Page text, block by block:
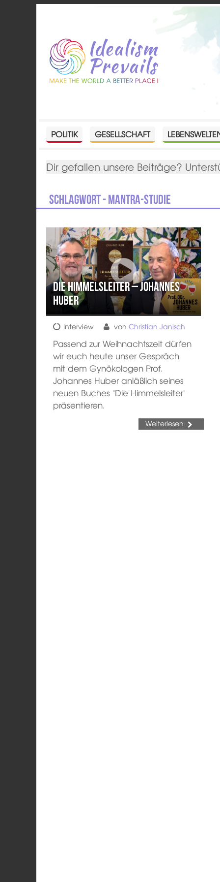
POLITIK GESELLSCHAFT
Dir gefallen unsere Beiträge?
Schlagwort - Mantra-Studie
Die Himmelsleiter – Johannes
Huber
Interview vonChristian Janisch
Passend zur Weihnachtszeit dürfen
wir euch heute unser Gespräch
mit dem Gynökologen Prof.
Johannes Huber anläßlich seines
neuen Buches "Die Himmelsleiter"
präsentieren.
Weiterlesen